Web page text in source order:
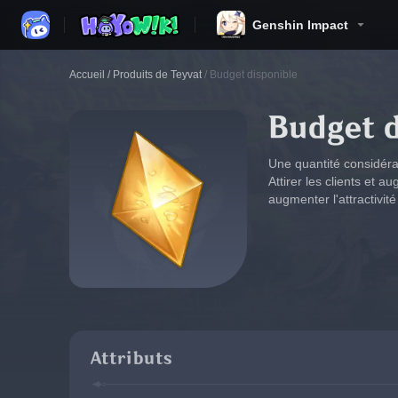
Genshin Impact
Accueil / Produits de Teyvat / Budget disponible
Budget
Une quantité
Attirer les clients et
augmenter
Attributs